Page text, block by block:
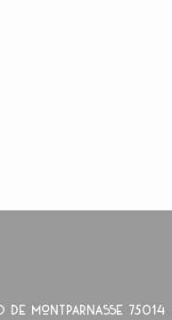
de Montparnasse 75014